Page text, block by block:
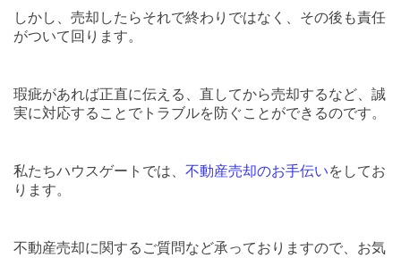
しかし、売却したらそれで終わりではなく、その後も責任
がついて回ります。
瑕疵があれば正直に伝える、直してから売却するなど、誠
実に対応することでトラブルを防ぐことができるのです。
私たちハウスゲートでは、 不動産売却のお手伝いをしてお
ります。
不動産売却に関するご質問など承っておりますので、お気